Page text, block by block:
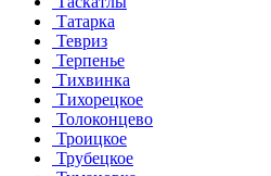
Татарка
Тевриз
Терпенье
Тихвинка
Тихорецкое
Толоконцево
Троицкое
Трубецкое